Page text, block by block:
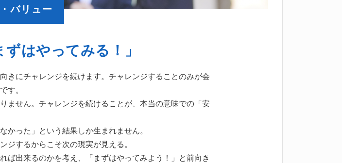
バリュー
ずはやってみる！」
きにチャレンジを続けます。チャレンジすることのみが会
す。
ません。チャレンジを続けることが、本当の意味での「安
かった」という結果しか生まれません。
ジするからこそ次の現実が見える。
ば出来るのかを考え、「まずはやってみよう！」と前向き